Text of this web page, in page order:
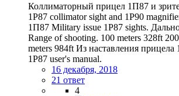
Коллиматорный прицел 1П87 и
1P87 collimator sight and 1P90
1П87 Military issue 1P87 sights.
Range of shooting. 100 meters 328ft
meters 984ft Из наставления
1P87 user's manual.
16 декабря, 2018
21 ответ
4